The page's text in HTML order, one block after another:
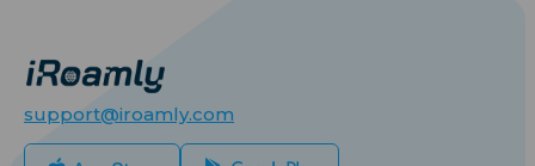
support@iroamly.com